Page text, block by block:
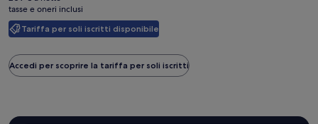
&
Casino
Tariffa per soli iscritti disponibile
418 €
605 €,
ottieni
maggiori
tariffa
tasse e oneri inclusi
Accedi per scoprire la tariffa per soli iscritti